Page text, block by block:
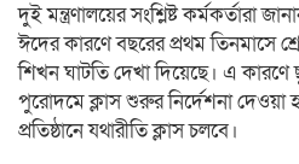
দুই মন্ত্রণালয়ের সংশ্লিষ্ট কর্মকর্তারা
ঈদের কারণে বছরের প্রথম তিনমাসে
শিখন ঘাটতি দেখা দিয়েছে। এ কারণে
পুরোদমে ক্লাস শুরুর নির্দেশনা দেওয়া
প্রতিষ্ঠানে যথারীতি ক্লাস চলবে।